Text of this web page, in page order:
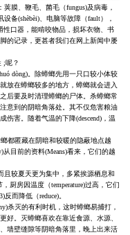
膜、鞭毛、菌毛（fungus)及病毒，
备(shèbèi)、电脑等故障（fault），
性口器，能啃咬物品，损坏衣物、书
的记录，更甚者我们在网上新闻中屡
;呢？
dòng)。除蟑螂先用一只口较小体较
放在蟑螂较多的地方，蟑螂就会进入
后要及时清理蟑螂的尸体。杀蟑螂常
意到的阴暗角落处。其不仅危害粮油
害。随着气温的下降(descend)，温
都匿藏在阴暗和较暖的隐蔽地点越
目前的资料(Means)看来，它们的越
且较夏天更为集中，多紧挨源栖息和
厨房因温度（temperature)过高，它们
而降低（reduce)。
杀灭的有利时机，这时蟑螂易捕打，
好。灭蟑螂喜欢在靠近食源、水源、
墙壁缝隙等阴暗角落里，晚上出来活